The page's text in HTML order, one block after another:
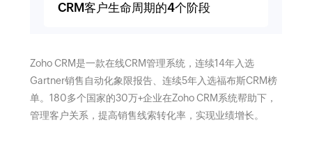
CRM客户生命周期的4个阶段
Zoho CRM是一款在线CRM管理系统，连续14年入选
Gartner销售自动化象限报告、连续5年入选福布斯CRM榜
单。180多个国家的30万+企业在Zoho CRM系统帮助下，
管理客户关系，提高销售线索转化率，实现业绩增长。